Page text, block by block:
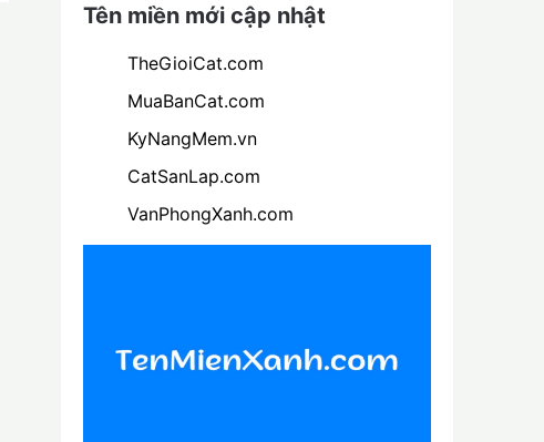
Tên miền mới cập nhật
TheGioiCat.com
MuaBanCat.com
KyNangMem.vn
CatSanLap.com
VanPhongXanh.com